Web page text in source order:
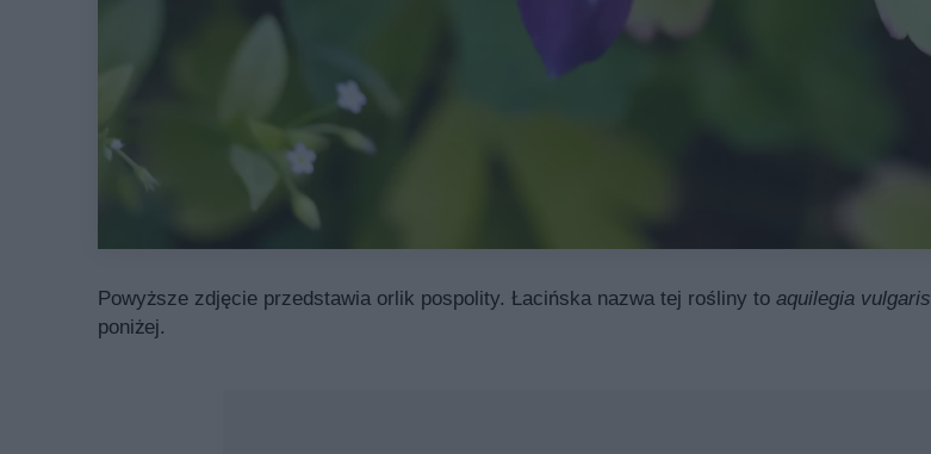
Powyższe zdjęcie przedstawia orlik pospolity. Łacińska nazwa tej rośliny to aquilegia vulgaris
poniżej.